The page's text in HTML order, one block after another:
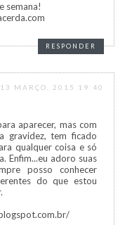
semana!
RESPONDER
13 MARÇO, 2015 19:40
aparecer, mas com
gravidez, tem ficado
qualquer coisa e só
Enfim...eu adoro suas
posso conhecer
do que estou